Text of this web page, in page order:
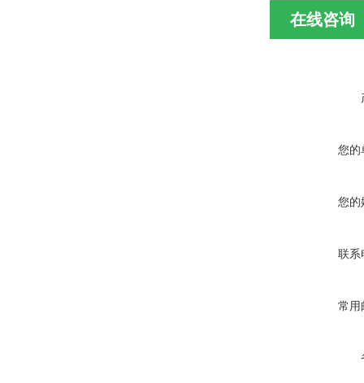
在线咨询
您的
您的
联系
常用